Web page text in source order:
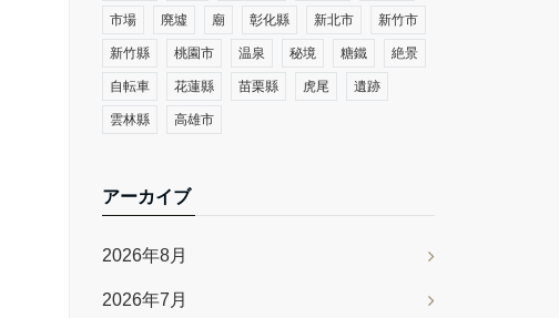
市場 廃墟 廟 彰化縣 新北市 新竹市
新竹縣 桃園市 温泉 秘境 糖鐵 絶景
自転車 花蓮縣 苗栗縣 虎尾 遺跡
雲林縣 高雄市
アーカイブ
2026年8月
2026年7月